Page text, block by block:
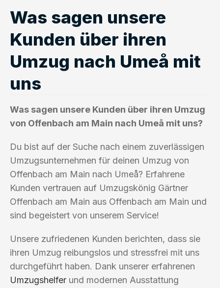
Was sagen unsere
Kunden über ihren
Umzug nach Umeå mit
uns
Was sagen unsere Kunden über ihren Umzug
von Offenbach am Main nach Umeå mit uns?
Du bist auf der Suche nach einem zuverlässigen
Umzugsunternehmen für deinen Umzug von
Offenbach am Main nach Umeå? Erfahrene
Kunden vertrauen auf Umzugskönig Gärtner
Offenbach am Main aus Offenbach am Main und
sind begeistert von unserem Service!
Unsere zufriedenen Kunden berichten, dass sie
ihren Umzug reibungslos und stressfrei mit uns
durchgeführt haben. Dank unserer erfahrenen
Umzugshelfer und modernen Ausstattung